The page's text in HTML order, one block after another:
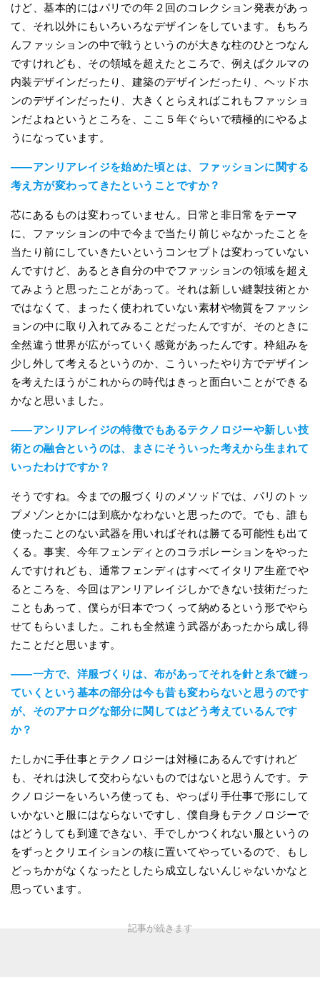
けど、基本的にはパリでの年２回のコレクション発表があっ
て、それ以外にもいろいろなデザインをしています。もちろ
んファッションの中で戦うというのが大きな柱のひとつなん
ですけれども、その領域を超えたところで、例えばクルマの
内装デザインだったり、建築のデザインだったり、ヘッドホ
ンのデザインだったり、大きくとらえればこれもファッショ
ンだよねというところを、ここ５年ぐらいで積極的にやるよ
うになっています。
――アンリアレイジを始めた頃とは、ファッションに関する
考え方が変わってきたということですか？
芯にあるものは変わっていません。日常と非日常をテーマ
に、ファッションの中で今まで当たり前じゃなかったことを
当たり前にしていきたいというコンセプトは変わっていない
んですけど、あるとき自分の中でファッションの領域を超え
てみようと思ったことがあって。それは新しい縫製技術とか
ではなくて、まったく使われていない素材や物質をファッシ
ョンの中に取り入れてみることだったんですが、そのときに
全然違う世界が広がっていく感覚があったんです。枠組みを
少し外して考えるというのか、こういったやり方でデザイン
を考えたほうがこれからの時代はきっと面白いことができる
かなと思いました。
――アンリアレイジの特徴でもあるテクノロジーや新しい技
術との融合というのは、まさにそういった考えから生まれて
いったわけですか？
そうですね。今までの服づくりのメソッドでは、パリのトッ
プメゾンとかには到底かなわないと思ったので。でも、誰も
使ったことのない武器を用いればそれは勝てる可能性も出て
くる。事実、今年フェンディとのコラボレーションをやった
んですけれども、通常フェンディはすべてイタリア生産でや
るところを、今回はアンリアレイジしかできない技術だった
こともあって、僕らが日本でつくって納めるという形でやら
せてもらいました。これも全然違う武器があったから成し得
たことだと思います。
――一方で、洋服づくりは、布があってそれを針と糸で縫っ
ていくという基本の部分は今も昔も変わらないと思うのです
が、そのアナログな部分に関してはどう考えているんです
か？
たしかに手仕事とテクノロジーは対極にあるんですけれど
も、それは決して交わらないものではないと思うんです。テ
クノロジーをいろいろ使っても、やっぱり手仕事で形にして
いかないと服にはならないですし、僕自身もテクノロジーで
はどうしても到達できない、手でしかつくれない服というの
をずっとクリエイションの核に置いてやっているので、もし
どっちかがなくなったとしたら成立しないんじゃないかなと
思っています。